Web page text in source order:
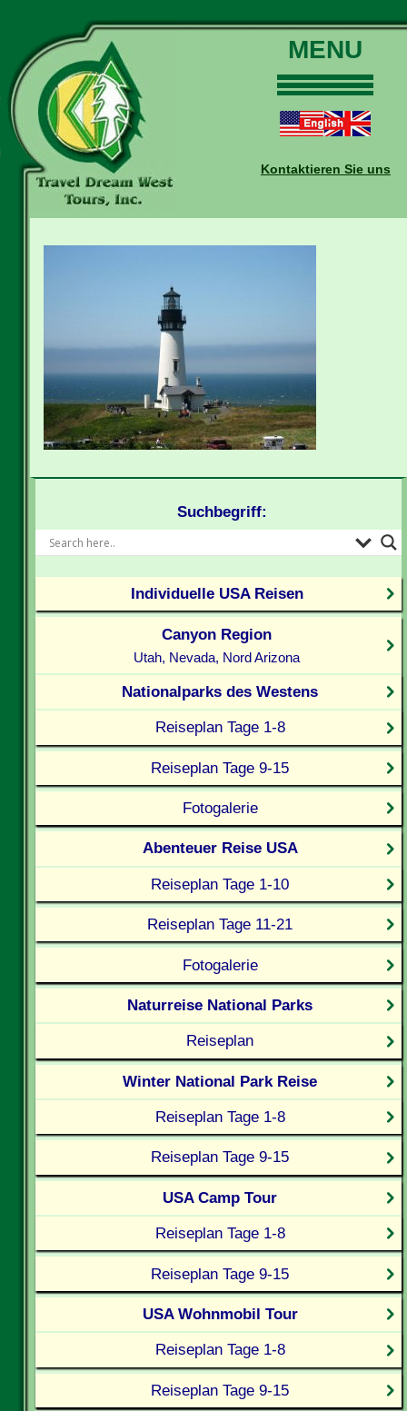
MENU
Touren
Daten und Preise
Buchungen
Auskünfte
Kontaktieren Sie uns
Suchbegriff:
Individuelle USA Reisen
Canyon Region
Utah, Nevada, Nord Arizona
Nationalparks des Westens
Reiseplan Tage 1-8
Reiseplan Tage 9-15
Fotogalerie
Abenteuer Reise USA
Reiseplan Tage 1-10
Reiseplan Tage 11-21
Fotogalerie
Naturreise National Parks
Reiseplan
Winter National Park Reise
Reiseplan Tage 1-8
Reiseplan Tage 9-15
USA Camp Tour
Reiseplan Tage 1-8
Reiseplan Tage 9-15
USA Wohnmobil Tour
Reiseplan Tage 1-8
Reiseplan Tage 9-15